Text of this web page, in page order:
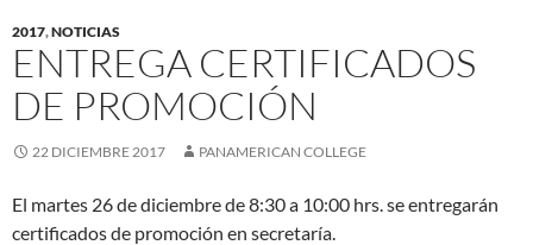
CONTENIDO
2017,NOTICIAS
ENTREGA CERTIFICADOS
DE PROMOCIÓN
22 DICIEMBRE 2017 PANAMERICAN COLLEGE
El martes 26 de diciembre de 8:30 a 10:00 hrs. se entregarán
certificados de promoción en secretaría.